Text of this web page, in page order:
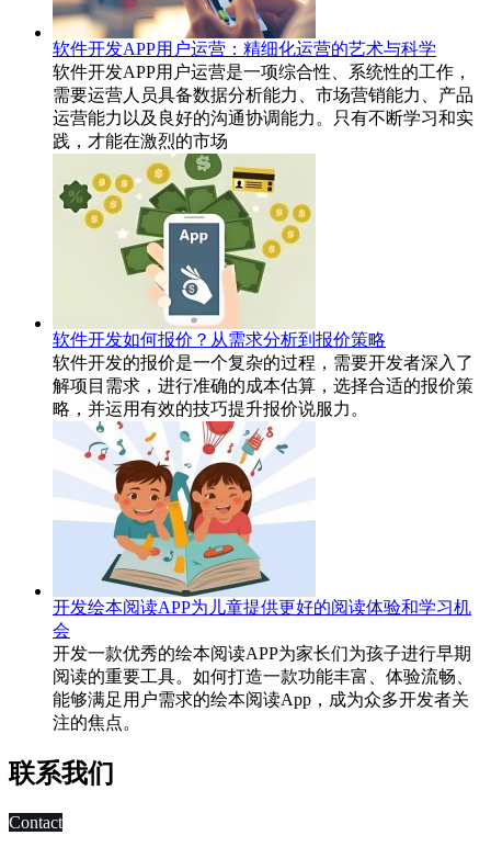
软件开发APP用户运营：精细化运营的艺术与科学
软件开发APP用户运营是一项综合性、系统性的工作，
需要运营人员具备数据分析能力、市场营销能力、产品
运营能力以及良好的沟通协调能力。只有不断学习和实
践，才能在激烈的市场
软件开发如何报价？从需求分析到报价策略
软件开发的报价是一个复杂的过程，需要开发者深入了
解项目需求，进行准确的成本估算，选择合适的报价策
略，并运用有效的技巧提升报价说服力。
开发绘本阅读APP为儿童提供更好的阅读体验和学习机
会
开发一款优秀的绘本阅读APP为家长们为孩子进行早期
阅读的重要工具。如何打造一款功能丰富、体验流畅、
能够满足用户需求的绘本阅读App，成为众多开发者关
注的焦点。
联系我们
Contact